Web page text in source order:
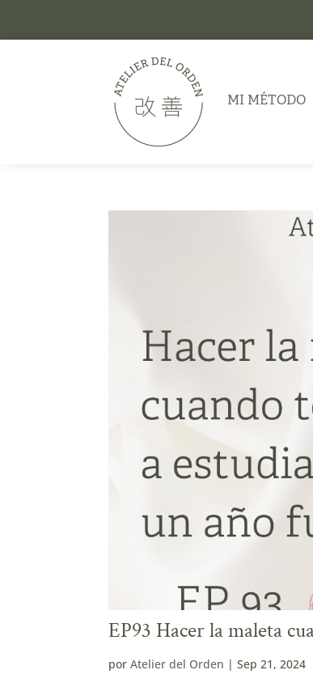
MI MÉTODO
EP93 Hacer la maleta
porAtelier del Orden |Sep 21, 2024